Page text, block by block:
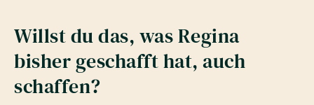
Willst du das, was Regina
bisher geschafft hat, auch
schaffen?